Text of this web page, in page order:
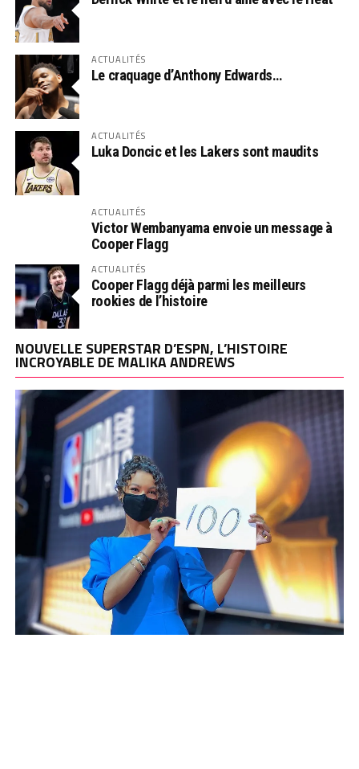
ACTUALITÉS
Le craquage d’Anthony Edwards…
ACTUALITÉS
Luka Doncic et les Lakers sont maudits
ACTUALITÉS
Victor Wembanyama envoie un message à
Cooper Flagg
ACTUALITÉS
Cooper Flagg déjà parmi les meilleurs
rookies de l’histoire
NOUVELLE SUPERSTAR D’ESPN, L’HISTOIRE
INCROYABLE DE MALIKA ANDREWS